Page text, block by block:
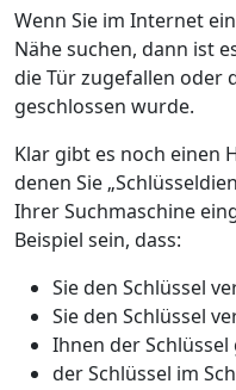
Wenn Sie im Internet
Nähe suchen, dann ist
die Tür zugefallen oder
geschlossen wurde.
Klar gibt es noch einen
denen Sie
Ihrer Suchmaschine
Beispiel sein, dass:
Sie den Schlüssel
Sie den Schlüssel
Ihnen der
der Schlüssel im